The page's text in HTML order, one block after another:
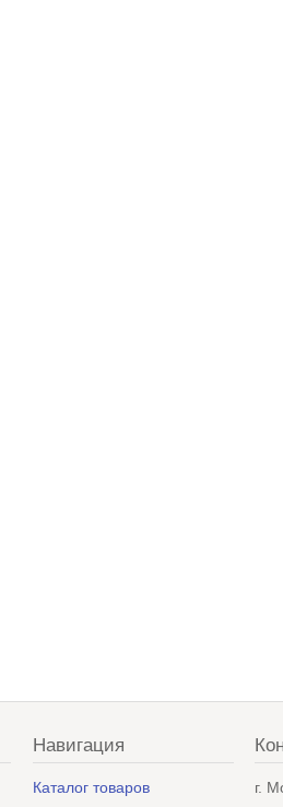
Навигация
Каталог товаров
г.